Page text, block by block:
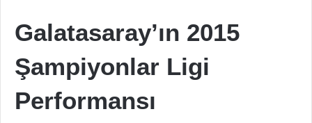
Galatasaray’ın 2015
Şampiyonlar Ligi
Performansı